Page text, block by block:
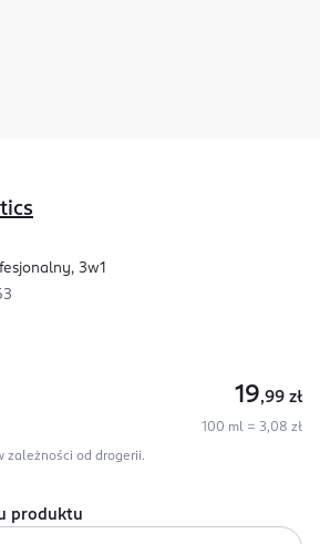
3w1
19,99 zł
100 ml = 3,08 zł
zależności od drogerii.
produktu